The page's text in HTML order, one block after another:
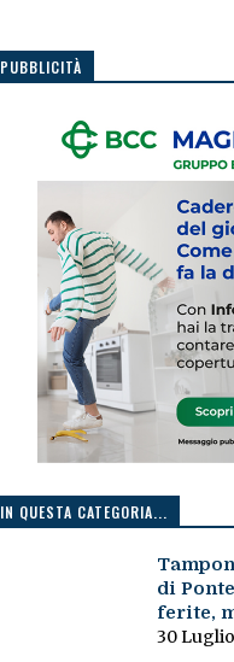
PUBBLICITÀ
IN QUESTA CATEGORIA...
di
ferite,
30